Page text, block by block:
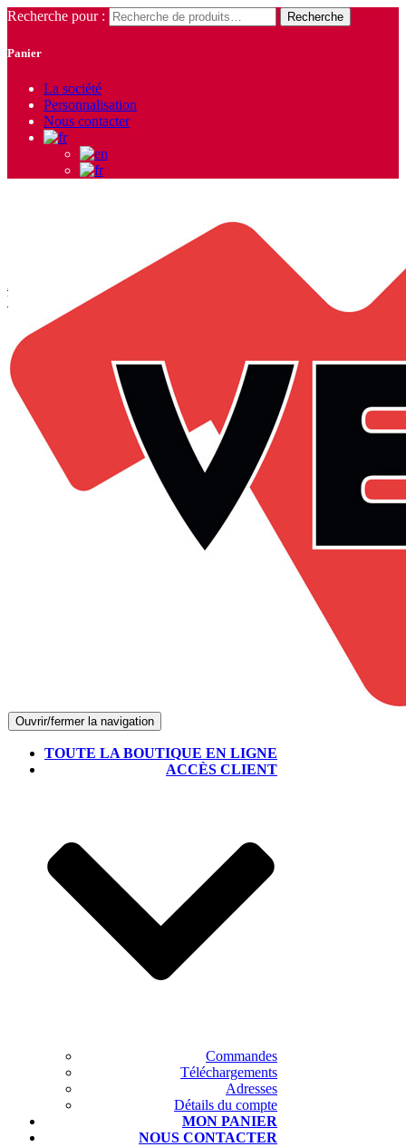
Recherche pour : Recherche
Panier
La société
Personnalisation
Nous contacter
Ouvrir/fermer la navigation
TOUTE LA BOUTIQUE EN LIGNE
ACCÈS CLIENT
Commandes
Téléchargements
Adresses
Détails du compte
MON PANIER
NOUS CONTACTER
Vêtements Femme
Vestes
Blousons / Blouson doudoune Informal Lady – Payper